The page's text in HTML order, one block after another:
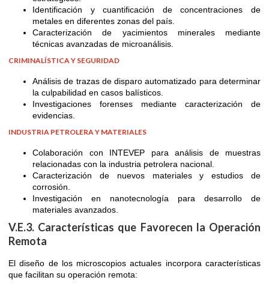
Identificación y cuantificación de concentraciones de
metales en diferentes zonas del país.
Caracterización de yacimientos minerales mediante
técnicas avanzadas de microanálisis.
CRIMINALÍSTICA Y SEGURIDAD
Análisis de trazas de disparo automatizado para determinar
la culpabilidad en casos balísticos.
Investigaciones forenses mediante caracterización de
evidencias.
INDUSTRIA PETROLERA Y MATERIALES
Colaboración con INTEVEP para análisis de muestras
relacionadas con la industria petrolera nacional.
Caracterización de nuevos materiales y estudios de
corrosión.
Investigación en nanotecnología para desarrollo de
materiales avanzados.
V.E.3. Características que Favorecen la Operación
Remota
El diseño de los microscopios actuales incorpora características
que facilitan su operación remota: